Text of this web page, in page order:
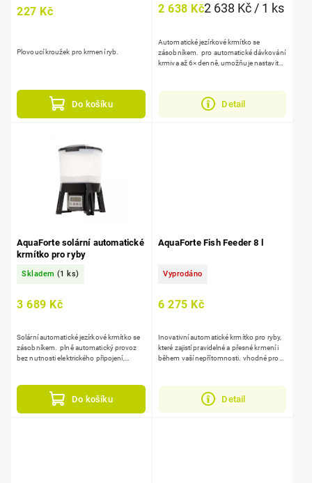
227 Kč
Do košíku
Plovoucí kroužek pro krmení ryb.
2 638 Kč2 638 Kč / 1 ks
Detail
Automatické jezírkové krmítko se
zásobníkem. pro automatické dávkování
krmiva až 6× denně, umožňuje nastavit
AquaForte solární automatické
krmítko pro ryby
Skladem (1 ks)
3 689 Kč
Do košíku
Solární automatické jezírkové krmítko se
zásobníkem. plně automatický provoz
bez nutnosti elektrického připojení,
AquaForte Fish Feeder 8 l
Vyprodáno
6 275 Kč
Detail
Inovativní automatické krmítko pro ryby,
které zajistí pravidelné a přesné krmení i
během vaší nepřítomnosti. vhodné pro